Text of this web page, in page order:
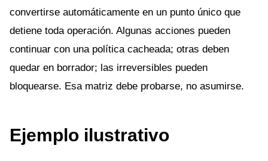
convertirse automáticamente en un punto único que
detiene toda operación. Algunas acciones pueden
continuar con una política cacheada; otras deben
quedar en borrador; las irreversibles pueden
bloquearse. Esa matriz debe probarse, no asumirse.
Ejemplo ilustrativo